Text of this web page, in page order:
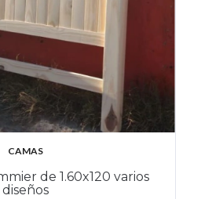
CAMAS
de 1.60x120 varios
diseños